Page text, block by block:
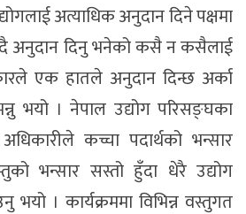
अत्याधिक अनुदान दिने पक्षमा
अनुदान दिनु भनेको कसै न कसैलाई
एक हातले अनुदान दिन्छ अर्का
भयो । नेपाल उद्योग परिसङ्घका
कच्चा पदार्थको भन्सार
भन्सार सस्तो हुँदा धेरै उद्योग
भयो । कार्यक्रममा विभिन्न वस्तुगत